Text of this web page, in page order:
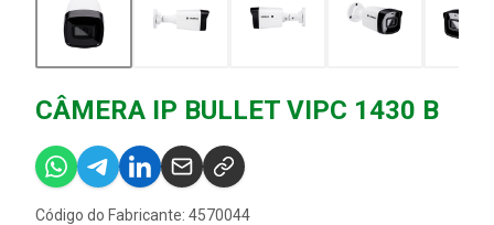
CÂMERA IP BULLET VIPC 1430 B
Código do Fabricante: 4570044